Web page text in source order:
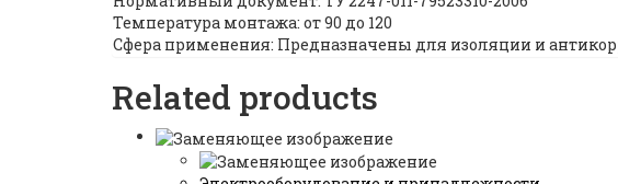
Температура монтажа: от 90 до 120
Сфера применения: Предназначены для изоляции и
Related products